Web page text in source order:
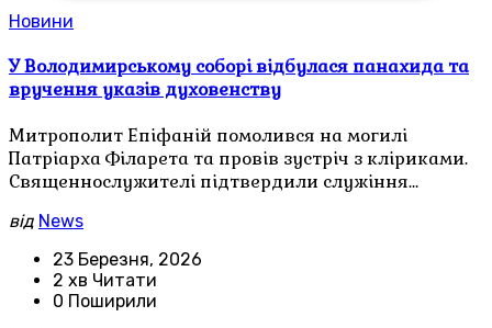
Новини
У Володимирському соборі відбулася панахида та
вручення указів духовенству
Митрополит Епіфаній помолився на могилі
Патріарха Філарета та провів зустріч з кліриками.
Священнослужителі підтвердили служіння…
від News
23 Березня, 2026
2 хв Читати
0 Поширили